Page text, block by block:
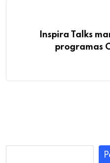
Inspira Talks
programas